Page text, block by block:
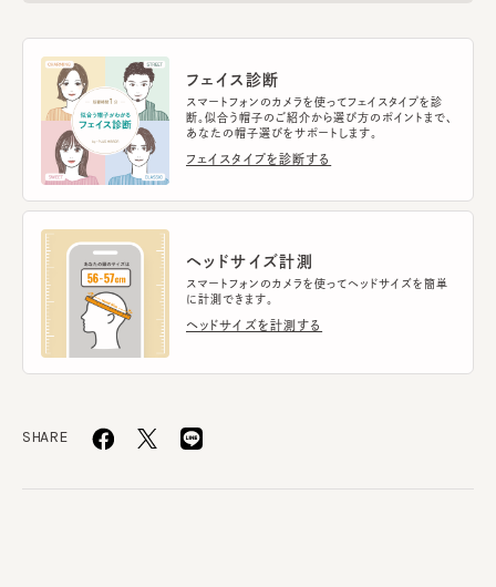
フェイス診断
スマートフォンのカメラを使ってフェイスタイプを診
断。似合う帽子のご紹介から選び方のポイントまで、
あなたの帽子選びをサポートします。
フェイスタイプを診断する
ヘッドサイズ計測
スマートフォンのカメラを使ってヘッドサイズを簡単
に計測できます。
ヘッドサイズを計測する
SHARE